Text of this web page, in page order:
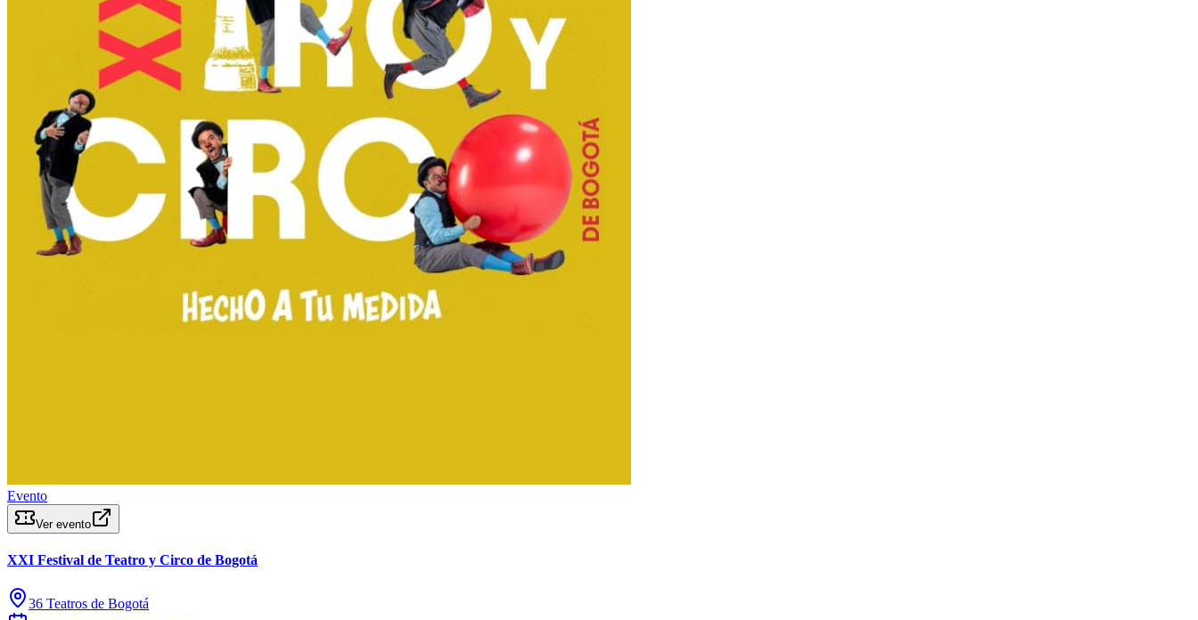
Evento
Ver evento
XXI Festival de Teatro y Circo de Bogotá
36 Teatros de Bogotá